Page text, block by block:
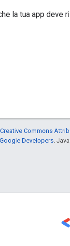
la tua app deve
Commons
Developers .